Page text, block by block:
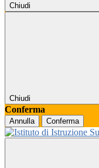
Chiudi
Chiudi
Conferma
Annulla Conferma